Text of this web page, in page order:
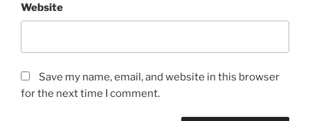
Website
Save my name, email, and website in this browser
for the next time I comment.